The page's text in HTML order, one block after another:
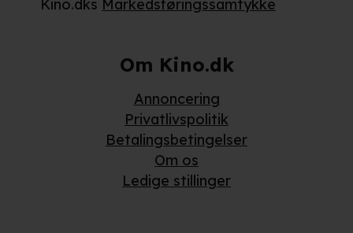
Kino.dks Markedsføringssamtykke
Om Kino.dk
Annoncering
Privatlivspolitik
Betalingsbetingelser
Om os
Ledige stillinger